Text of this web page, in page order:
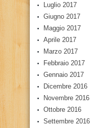
Luglio 2017
Giugno 2017
Maggio 2017
Aprile 2017
Marzo 2017
Febbraio 2017
Gennaio 2017
Dicembre 2016
Novembre 2016
Ottobre 2016
Settembre 2016